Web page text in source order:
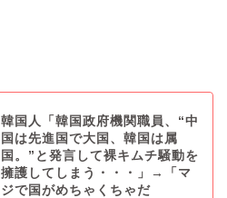
韓国人「韓国政府機関職員、“中
国は先進国で大国、韓国は属
国。”と発言して裸キムチ騒動を
擁護してしまう・・・」→「マ
ジで国がめちゃくちゃだ